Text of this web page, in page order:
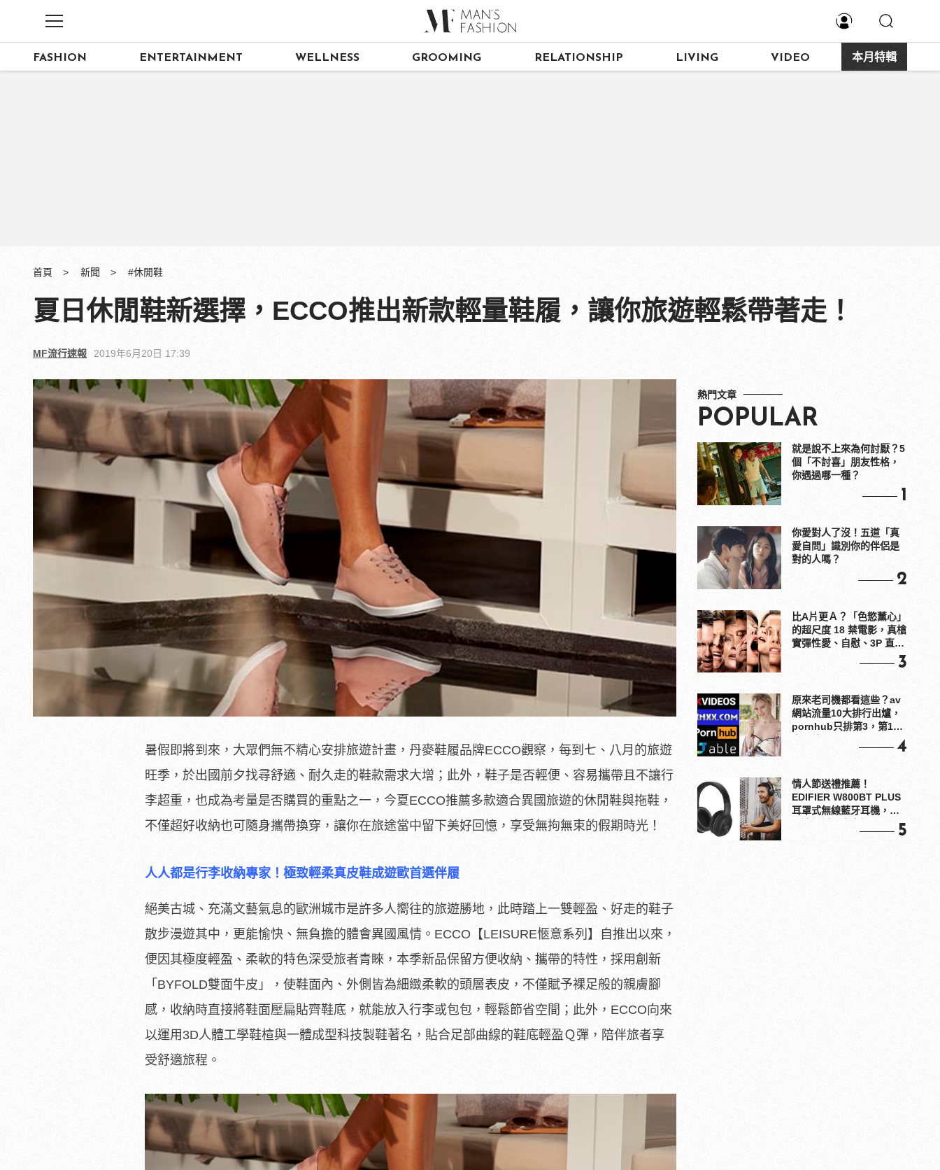
FASHION ENTERTAINMENT WELLNESS GROOMING RELATIONSHIP LIVING VIDEO 本月特輯
首頁 新聞 #休閒鞋
夏日休閒鞋新選擇，ECCO推出新款輕量鞋履，讓你旅遊輕鬆帶著走！
MF流行速報 2019年6月20日 17:39
暑假即將到來，大眾們無不精心安排旅遊計畫，丹麥鞋履品牌ECCO觀察，每到七、八月的旅遊
旺季，於出國前夕找尋舒適、耐久走的鞋款需求大增；此外，鞋子是否輕便、容易攜帶且不讓行
李超重，也成為考量是否購買的重點之一，今夏ECCO推薦多款適合異國旅遊的休閒鞋與拖鞋，
不僅超好收納也可隨身攜帶換穿，讓你在旅途當中留下美好回憶，享受無拘無束的假期時光！
人人都是行李收納專家！極致輕柔真皮鞋成遊歐首選伴履
絕美古城、充滿文藝氣息的歐洲城市是許多人嚮往的旅遊勝地，此時踏上一雙輕盈、好走的鞋子
散步漫遊其中，更能愉快、無負擔的體會異國風情。ECCO【LEISURE愜意系列】自推出以來，
便因其極度輕盈、柔軟的特色深受旅者青睞，本季新品保留方便收納、攜帶的特性，採用創新
「BYFOLD雙面牛皮」，使鞋面內、外側皆為細緻柔軟的頭層表皮，不僅賦予裸足般的親膚腳
感，收納時直接將鞋面壓扁貼齊鞋底，就能放入行李或包包，輕鬆節省空間；此外，ECCO向來
以運用3D人體工學鞋楦與一體成型科技製鞋著名，貼合足部曲線的鞋底輕盈Ｑ彈，陪伴旅者享
受舒適旅程。
熱門文章
POPULAR
就是說不上來為何討厭？5
個「不討喜」朋友性格，
你遇過哪一種？
1
你愛對人了沒！五道「真
愛自問」識別你的伴侶是
對的人嗎？
2
比A片更Ａ？「色慾薰心」
的超尺度 18 禁電影，真槍
實彈性愛、自慰、3P 直接
3
原來老司機都看這些？av
網站流量10大排行出爐，
pornhub只排第3，第1名
4
情人節送禮推薦！
EDIFIER W800BT PLUS
耳罩式無線藍牙耳機，在
5